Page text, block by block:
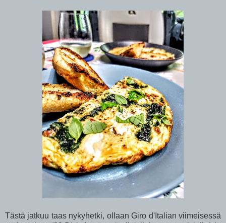
Tästä jatkuu taas nykyhetki, ollaan Giro d'Italian viimeisessä